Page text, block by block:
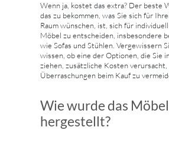
Wenn ja, kostet das extra? Der beste
das zu bekommen, was Sie sich für
Raum wünschen, ist, sich für
Möbel zu entscheiden, insbesondere
wie Sofas und Stühlen. Vergewissern
wissen, ob eine der Optionen, die Sie
ziehen, zusätzliche Kosten verursacht,
Überraschungen beim Kauf zu
Wie wurde das
hergestellt?